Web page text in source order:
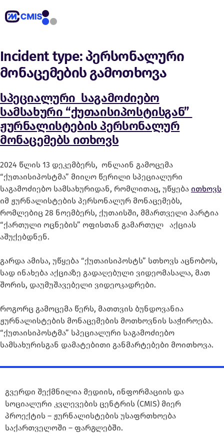
Incident type: პერსონალური
მონაცემების გამოთხოვა
სპეციალური საგამოძიებო
სამსახური “ქუთაისიპოსტისგან”
ჟურნალისტების პერსონალურ
მონაცემებს ითხოვს
2024 წლის 13 დეკემბერს, ონლაინ გამოცემა
“ქუთაისიპოსტმა” მიიღო წერილი სპეციალური
საგამოძიებო სამსახურიდან, რომლითაც, უწყება ითხოვს
იმ ჟურნალისტების პერსონალურ მონაცემებს,
რომლებიც 28 ნოემბერს, ქუთაისში, მმართველი პარტია
“ქართული ოცნების” ოფისთან გამართულ აქციას
აშუქებდნენ.
გარდა ამისა, უწყება “ქუთაისიპოსტს” სთხოვს აცნობოს,
სად ინახება აქციაზე გადაღებული ვიდეომასალა, მათ
შორის, დაუმუშავებელი ვიდეოკადრები.
როგორც გამოცემა წერს, მათთვის ბუნდოვანია
ჟურნალისტების მონაცემების მოთხოვნის საჭიროება.
“ქუთაისიპოსტმა” სპეციალური საგამოძიებო
სამსახურისგან დამატებითი განმარტებები მოითხოვა.
გვერდი შექმნილია მედიის, ინფორმაციის და
სოციალური კვლევების ცენტრის (CMIS) მიერ
პროექტის – ჟურნალისტების უსაფრთხოება
საქართველოში – ფარგლებში.